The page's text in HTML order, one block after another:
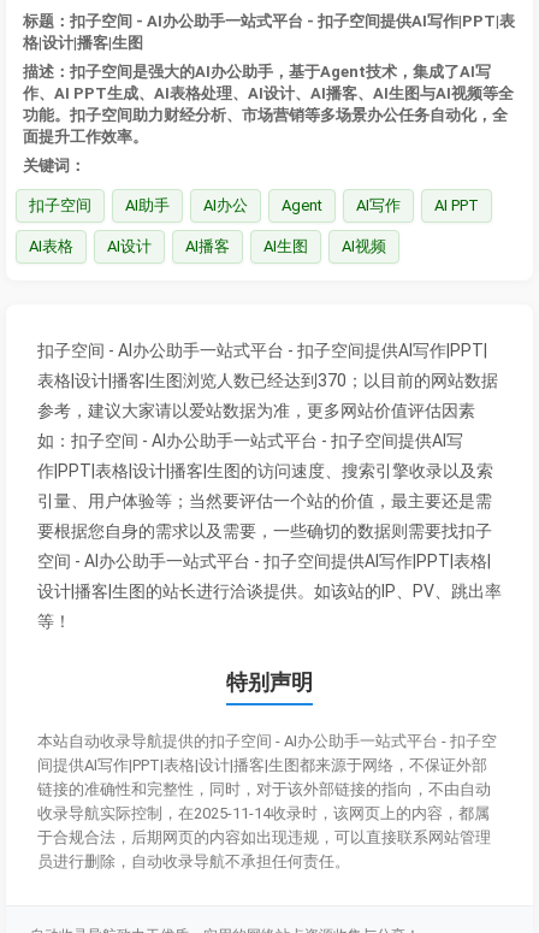
标题：扣子空间 - AI办公助手一站式平台 - 扣子空间提供AI写作|PPT|表
格|设计|播客|生图
描述：扣子空间是强大的AI办公助手，基于Agent技术，集成了AI写
作、AI PPT生成、AI表格处理、AI设计、AI播客、AI生图与AI视频等全
功能。扣子空间助力财经分析、市场营销等多场景办公任务自动化，全
面提升工作效率。
关键词：
扣子空间 AI助手 AI办公 Agent AI写作 AI PPT
AI表格 AI设计 AI播客 AI生图 AI视频
扣子空间 - AI办公助手一站式平台 - 扣子空间提供AI写作|PPT|
表格|设计|播客|生图浏览人数已经达到370；以目前的网站数据
参考，建议大家请以爱站数据为准，更多网站价值评估因素
如：扣子空间 - AI办公助手一站式平台 - 扣子空间提供AI写
作|PPT|表格|设计|播客|生图的访问速度、搜索引擎收录以及索
引量、用户体验等；当然要评估一个站的价值，最主要还是需
要根据您自身的需求以及需要，一些确切的数据则需要找扣子
空间 - AI办公助手一站式平台 - 扣子空间提供AI写作|PPT|表格|
设计|播客|生图的站长进行洽谈提供。如该站的IP、PV、跳出率
等！
特别声明
本站自动收录导航提供的扣子空间 - AI办公助手一站式平台 - 扣子空
间提供AI写作|PPT|表格|设计|播客|生图都来源于网络，不保证外部
链接的准确性和完整性，同时，对于该外部链接的指向，不由自动
收录导航实际控制，在2025-11-14收录时，该网页上的内容，都属
于合规合法，后期网页的内容如出现违规，可以直接联系网站管理
员进行删除，自动收录导航不承担任何责任。